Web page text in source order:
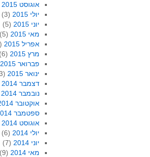
אוגוסט 2015
יולי 2015
(3)
יוני 2015
(5)
מאי 2015
(5)
אפריל 2015
(2)
מרץ 2015
(6)
פברואר 2015
ינואר 2015
(3)
דצמבר 2014
נובמבר 2014
אוקטובר 2014
ספטמבר 2014
אוגוסט 2014
יולי 2014
(6)
יוני 2014
(7)
מאי 2014
(9)